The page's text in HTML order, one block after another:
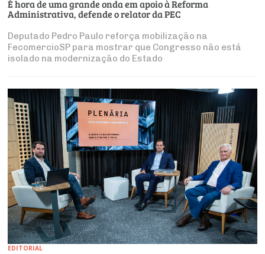
É hora de uma grande onda em apoio à Reforma
Administrativa, defende o relator da PEC
Deputado Pedro Paulo reforça mobilização na
FecomercioSP para mostrar que Congresso não está
isolado na modernização do Estado
EDITORIAL